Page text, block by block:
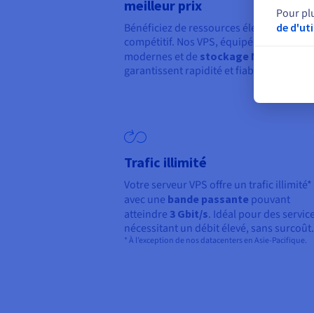
meilleur prix
Bénéficiez de ressources élevées à prix
compétitif. Nos VPS, équipés
modernes et de stockage NVMe
garantissent rapidité et fiabilité.
Trafic illimité
Votre serveur VPS offre un trafic illimité*
avec une bande passante pouvant
atteindre 3 Gbit/s. Idéal pour des
nécessitant un débit élevé, sans surcoût.
* À l’exception de nos datacenters en Asie-Pacifique.
Pour
de